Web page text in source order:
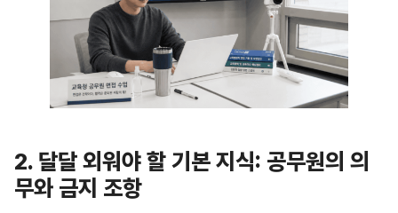
2. 달달 외워야 할 기본 지식: 공무원의 의
무와 금지 조항